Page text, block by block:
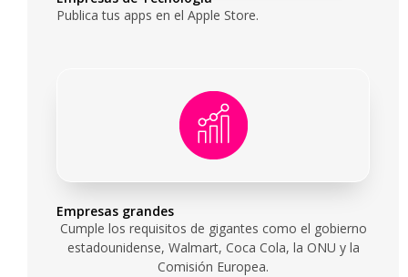
Publica tus apps en el Apple Store.
Empresas grandes
Cumple los requisitos de gigantes como el gobierno
estadounidense, Walmart, Coca Cola, la ONU y la
Comisión Europea.